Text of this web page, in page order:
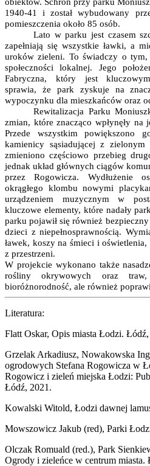
1940-41 i został wybudowany
pomieszczenia około 85 osób.
Lato w parku jest czasem
zapełniają się wszystkie ławki, a
uroków zieleni. To świadczy o
społeczności lokalnej. Jego
Fabryczna, który jest
sprawia, że park zyskuje na
wypoczynku dla mieszkańców oraz
Rewitalizacja Parku
zmian, które znacząco wpłynęły
Przede wszystkim powiększono
kamienicy sąsiadującej z
zmieniono częściowo przebieg
jednak układ głównych ciągów
przez Rogowicza. Wydłużenie
okrągłego klombu nowymi
urządzeniem muzycznym w
kluczowe elementy, które nadały
parku pojawił się również
dzieci z niepełnosprawnością.
ławek, koszy na śmieci i
z przestrzeni.
W projekcie wykonano także
rośliny okrywowych oraz
bioróżnorodność, ale również
Literatura:
Flatt Oskar, Opis miasta Łodzi.
Grzelak Arkadiusz, Nowakowska
ogrodowych Stefana Rogowicza w
Rogowicz i zieleń miejska Łodzi:
Łódź, 2021.
Kowalski Witold, Łodzi dawnej
Mowszowicz Jakub (red), Parki
Olczak Romuald (red.), Park
Ogrody i zieleńce w centrum miasta.